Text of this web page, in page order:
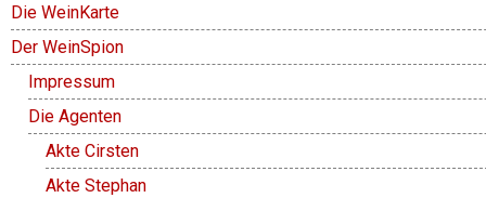
Die WeinKarte
Der WeinSpion
Impressum
Die Agenten
Akte Cirsten
Akte Stephan